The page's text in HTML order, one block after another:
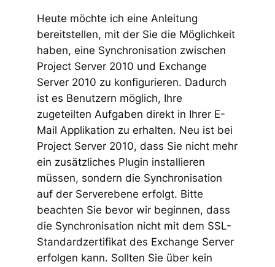
Heute möchte ich eine Anleitung
bereitstellen, mit der Sie die Möglichkeit
haben, eine Synchronisation zwischen
Project Server 2010 und Exchange
Server 2010 zu konfigurieren. Dadurch
ist es Benutzern möglich, Ihre
zugeteilten Aufgaben direkt in Ihrer E-
Mail Applikation zu erhalten. Neu ist bei
Project Server 2010, dass Sie nicht mehr
ein zusätzliches Plugin installieren
müssen, sondern die Synchronisation
auf der Serverebene erfolgt. Bitte
beachten Sie bevor wir beginnen, dass
die Synchronisation nicht mit dem SSL-
Standardzertifikat des Exchange Server
erfolgen kann. Sollten Sie über kein